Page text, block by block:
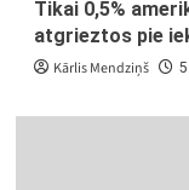
Tikai 0,5%
atgrieztos pie
Kārlis Mendziņš